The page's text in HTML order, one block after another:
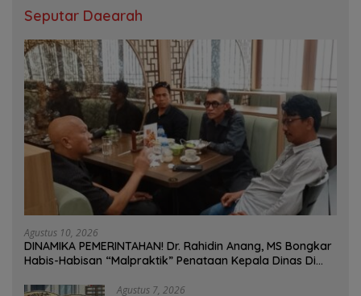
Seputar Daearah
Agustus 10, 2026
DINAMIKA PEMERINTAHAN! Dr. Rahidin Anang, MS Bongkar
Habis-Habisan “Malpraktik” Penataan Kepala Dinas Di
Agustus 7, 2026